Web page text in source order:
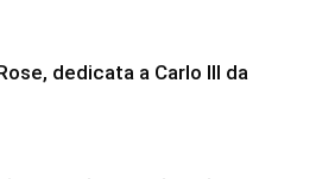
dedicata a Carlo III da